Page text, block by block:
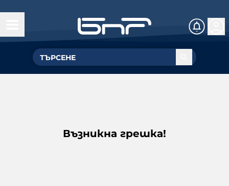
Възникна грешка!